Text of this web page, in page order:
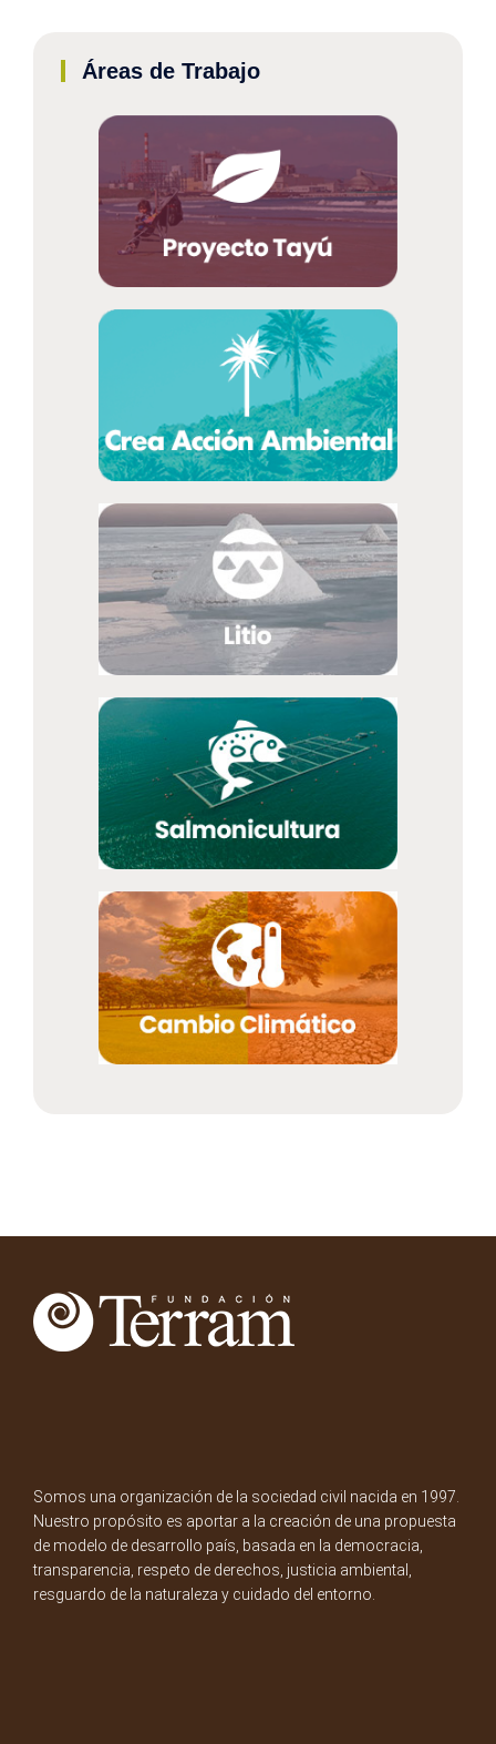
Áreas de Trabajo
Somos una organización de la sociedad civil nacida en 1997.
Nuestro propósito es aportar a la creación de una propuesta
de modelo de desarrollo país, basada en la democracia,
transparencia, respeto de derechos, justicia ambiental,
resguardo de la naturaleza y cuidado del entorno.